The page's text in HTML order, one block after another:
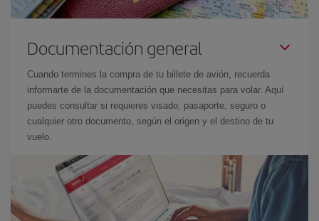
Documentación general
Cuando termines la compra de tu billete de avión, recuerda
informarte de la documentación que necesitas para volar. Aquí
puedes consultar si requieres visado, pasaporte, seguro o
cualquier otro documento, según el origen y el destino de tu
vuelo.